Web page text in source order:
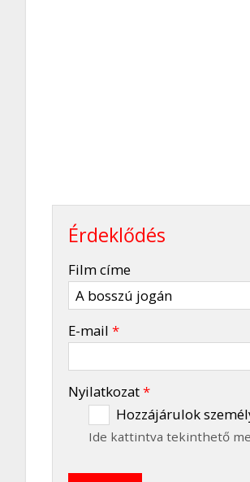
Érdeklődés
Film címe
E-mail *
Nyilatkozat*
Hozzájárulok
Ide kattintva tekinthető